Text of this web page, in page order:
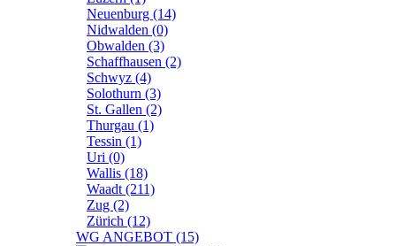
Neuenburg (14)
Nidwalden (0)
Obwalden (3)
Schaffhausen (2)
Schwyz (4)
Solothurn (3)
St. Gallen (2)
Thurgau (1)
Tessin (1)
Uri (0)
Wallis (18)
Waadt (211)
Zug (2)
Zürich (12)
WG ANGEBOT (15)